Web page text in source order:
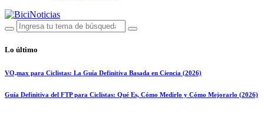
Lo último
VO₂max para Ciclistas: La Guía Definitiva Basada en Ciencia (2026)
Guía Definitiva del FTP para Ciclistas: Qué Es, Cómo Medirlo y Cómo Mejorarlo (2026)